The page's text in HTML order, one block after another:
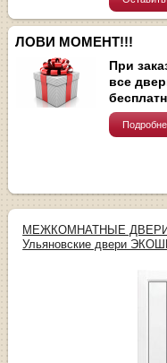
ЛОВИ МОМЕНТ!!!
При
все
МЕЖКОМНАТНЫЕ
Ульяновские двери